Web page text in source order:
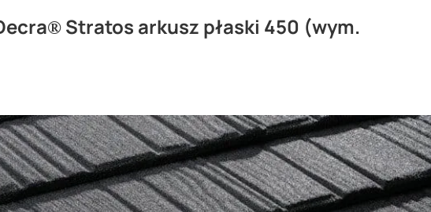
Stratos arkusz płaski 450 (wym.